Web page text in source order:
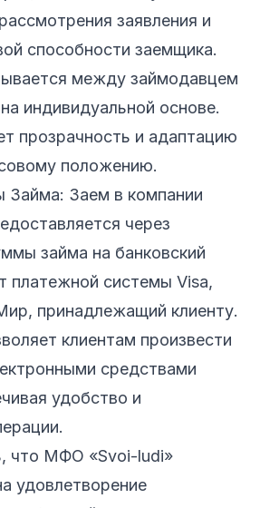
заявления и
способности заемщика.
между займодавцем
индивидуальной основе.
прозрачность и адаптацию
положению.
Займа: Заем в компании
через
займа на банковский
платежной системы Visa,
принадлежащий клиенту.
клиентам произвести
средствами
удобство и
что МФО «Svoi-ludi»
удовлетворение